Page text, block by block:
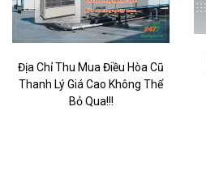
Địa Chỉ Thu Mua Điều Hòa Cũ
Thanh Lý Giá Cao Không Thể
Bỏ Qua!!!